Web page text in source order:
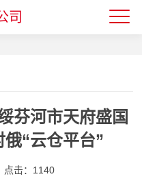
司
芬河市天府盛国
“云仓平台”
点击：1140